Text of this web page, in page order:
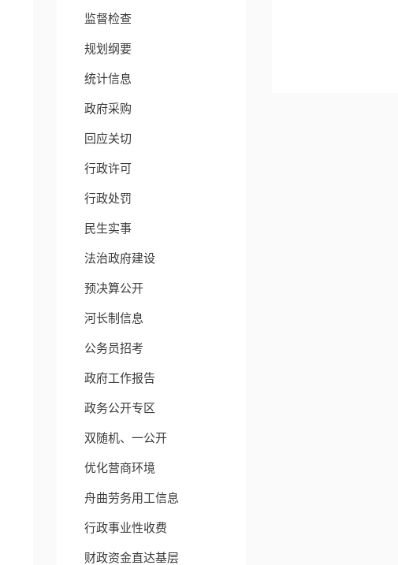
监督检查
规划纲要
统计信息
政府采购
回应关切
行政许可
行政处罚
民生实事
法治政府建设
预决算公开
河长制信息
公务员招考
政府工作报告
政务公开专区
双随机、一公开
优化营商环境
舟曲劳务用工信息
行政事业性收费
财政资金直达基层